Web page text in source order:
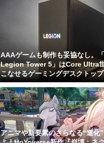
AAAゲームも制作も妥協なし。
Legion Tower 5」はCore Ultra
こなせるゲーミングデスクトッ
アニマや新要素のさらなる“進化